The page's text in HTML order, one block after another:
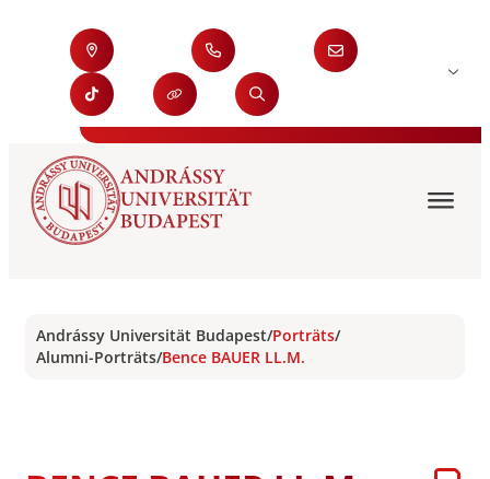
Andrássy Universität Budapest/Porträts/
Alumni-Porträts/Bence BAUER LL.M.